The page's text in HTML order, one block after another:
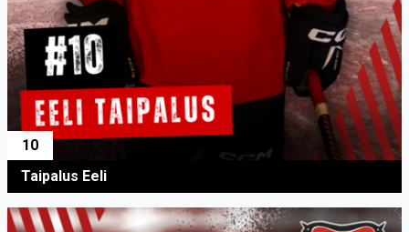
10
Taipalus Eeli